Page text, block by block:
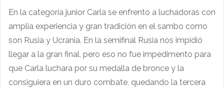
En la categoría junior Carla se enfrento a luchadoras con
amplia experiencia y gran tradición en el sambo como
son Rusia y Ucrania. En la semifinal Rusia nos impidió
llegar a la gran final, pero eso no fue impedimento para
que Carla luchara por su medalla de bronce y la
consiguiera en un duro combate, quedando la tercera